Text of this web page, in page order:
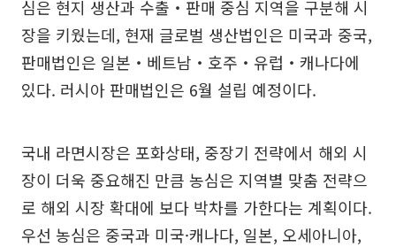
심은 현지 생산과 수출‧판매 중심 지역을 구분해 시
장을 키웠는데, 현재 글로벌 생산법인은 미국과 중국,
판매법인은 일본‧베트남‧호주‧유럽‧캐나다에
있다. 러시아 판매법인은 6월 설립 예정이다.
국내 라면시장은 포화상태, 중장기 전략에서 해외 시
장이 더욱 중요해진 만큼 농심은 지역별 맞춤 전략으
로 해외 시장 확대에 보다 박차를 가한다는 계획이다.
우선 농심은 중국과 미국·캐나다, 일본, 오세아니아,